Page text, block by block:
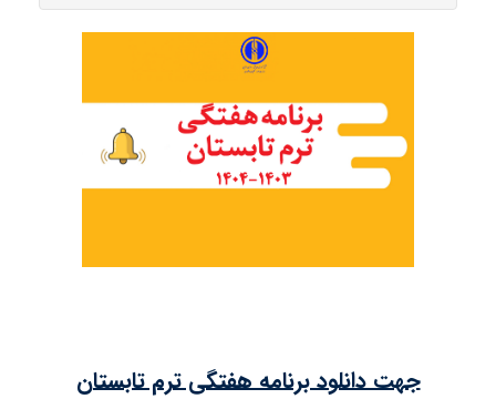
جهت دانلود برنامه هفتگی ترم تابستان